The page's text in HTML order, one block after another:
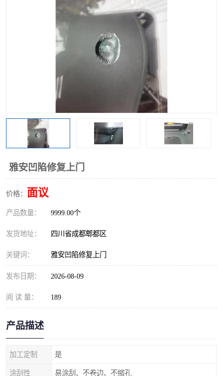
雅安凹陷修复上门
价格： 面议
产品数量： 9999.00个
发货地址： 四川省成都郫都区
关键词： 雅安凹陷修复上门
发布日期： 2026-08-09
阅 读 量： 189
产品描述
加工定制 是
涂刮性 易涂刮、不卷边、不缩孔